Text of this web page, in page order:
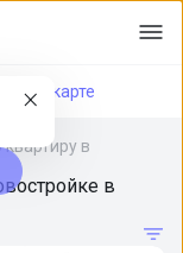
На карте
в
в